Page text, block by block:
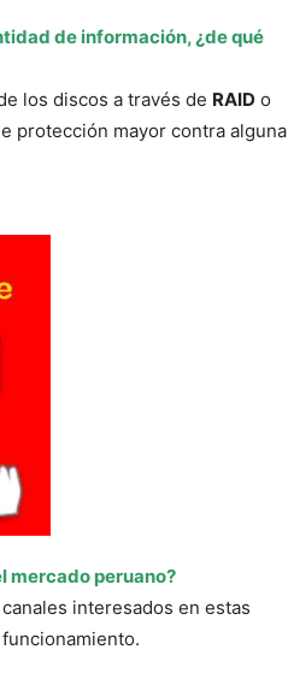
de información, ¿de qué
los discos a través de RAID o
protección mayor contra alguna
mercado peruano?
interesados en estas